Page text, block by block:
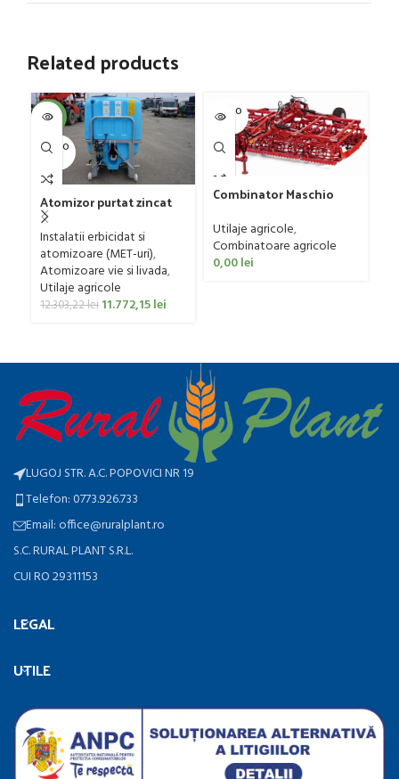
Related products
-4%
SOLD O
UT
Atomizor purtat zincat
pentru vie si livada
Bufer, model Ronda,
300 litri
Instalatii erbicidat si
atomizoare (MET-uri),
Atomizoare vie si livada,
Utilaje agricole
12.303,22lei 11.772,15lei
SOLD O
UT
Combinator Maschio
Sandokan, 120-190 CP
Utilaje agricole,
Combinatoare agricole
0,00lei
LUGOJ STR. A.C. POPOVICI NR 19
Telefon: 0773.926.733
Email: office@ruralplant.ro
S.C. RURAL PLANT S.R.L.
CUI RO 29311153
LEGAL
UTILE